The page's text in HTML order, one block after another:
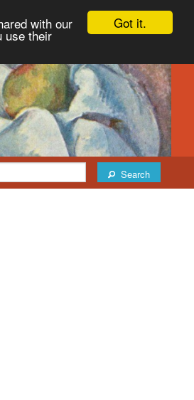
Got it.
with our
use their
Search